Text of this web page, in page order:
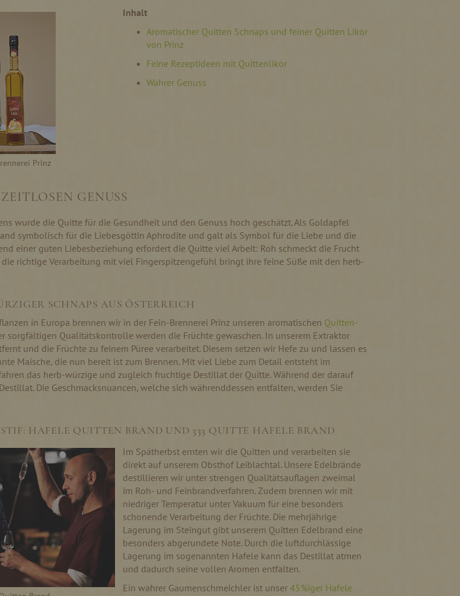
Prinz
Inhalt
Aromatischer Quitten Schnaps und feiner Quitten Likör
von Prinz
Feine Rezeptideen mit Quittenlikör
Wahrer Genuss
GENUSS
wurde die Quitte für die Gesundheit und den Genuss hoch geschätzt. Als Goldapfel
symbolisch für die Liebesgöttin Aphrodite und galt als Symbol für die Liebe und die
einer guten Liebesbeziehung erfordert die Quitte viel Arbeit: Roh schmeckt die Frucht
richtige Verarbeitung mit viel Fingerspitzengefühl bringt ihre feine Süße mit den herb-
SCHNAPS AUS ÖSTERREICH
in Europa brennen wir in der Fein-Brennerei Prinz unseren aromatischen Quitten-
sorgfältigen Qualitätskontrolle werden die Früchte gewaschen. In unserem Extraktor
und die Früchte zu feinem Püree verarbeitet. Diesem setzen wir Hefe zu und lassen es
Maische, die nun bereit ist zum Brennen. Mit viel Liebe zum Detail entsteht im
das herb-würzige und zugleich fruchtige Destillat der Quitte. Während der darauf
Die Geschmacksnuancen, welche sich währenddessen entfalten, werden Sie
HAFELE QUITTEN BRAND UND 333 QUITTE HAFELE BRAND
Im Spätherbst ernten wir die Quitten und verarbeiten sie
direkt auf unserem Obsthof Leiblachtal. Unsere Edelbrände
destillieren wir unter strengen Qualitätsauflagen zweimal
im Roh- und Feinbrandverfahren. Zudem brennen wir mit
niedriger Temperatur unter Vakuum für eine besonders
schonende Verarbeitung der Früchte. Die mehrjährige
Lagerung im Steingut gibt unserem Quitten Edelbrand eine
besonders abgerundete Note. Durch die luftdurchlässige
Lagerung im sogenannten Hafele kann das Destillat atmen
und dadurch seine vollen Aromen entfalten.
Ein wahrer Gaumenschmeichler ist unser45%iger Hafele